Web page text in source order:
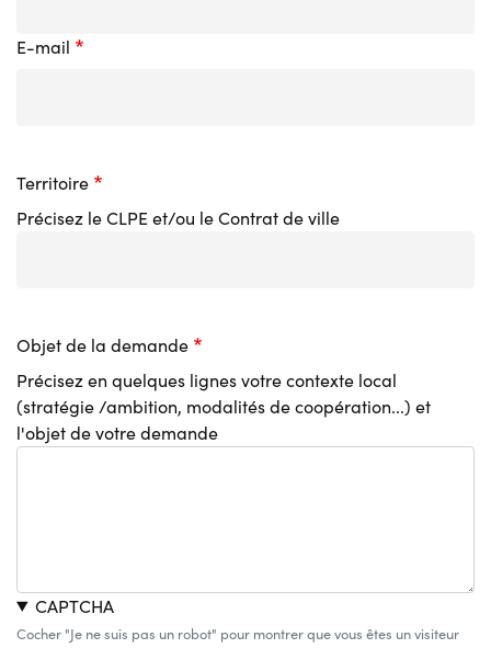
E-mail
Territoire
Précisez le CLPE et/ou le Contrat de ville
Objet de la demande
Précisez en quelques lignes votre contexte local
(stratégie /ambition, modalités de coopération...) et
l'objet de votre demande
CAPTCHA
Cocher "Je ne suis pas un robot" pour montrer que vous êtes un visiteur